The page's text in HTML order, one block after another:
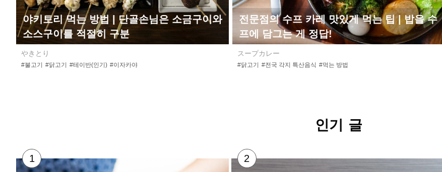
야키토리 먹는 방법 | 단골손님은 소금구이와
소스구이를 적절히 구분
やきとり
#불고기 #닭고기 #테이반(인기) #이자카야
전문점의 수프 카레 맛있게 먹는 팁 | 밥을 수
프에 담그는 게 정답!
スープカレー
#닭고기 #전국 각지 특산음식 #먹는 방법
인기 글